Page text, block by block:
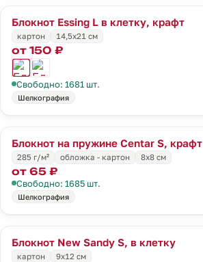
Блокнот Essing L в клетку, крафт
картон
14,5х21 см
от 150 ₽
Свободно: 1681 шт.
Шелкография
Блокнот на пружине Centar S, крафт
285 г/м²
обложка - картон 8х8 см
от 65 ₽
Свободно: 1685 шт.
Шелкография
Блокнот New Sandy S, в клетку
картон
9х12 см